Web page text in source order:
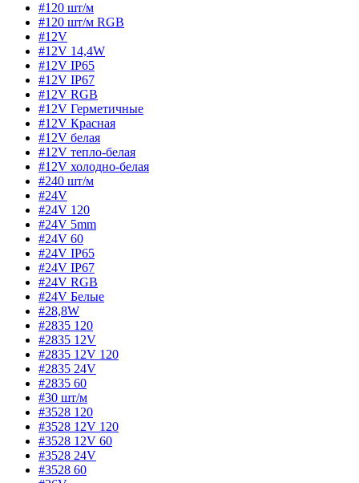
#120 шт/м
#120 шт/м RGB
#12V
#12V 14,4W
#12V IP65
#12V IP67
#12V RGB
#12V Герметичные
#12V Красная
#12V белая
#12V тепло-белая
#12V холодно-белая
#240 шт/м
#24V
#24V 120
#24V 5mm
#24V 60
#24V IP65
#24V IP67
#24V RGB
#24V Белые
#28,8W
#2835 120
#2835 12V
#2835 12V 120
#2835 24V
#2835 60
#30 шт/м
#3528 120
#3528 12V 120
#3528 12V 60
#3528 24V
#3528 60